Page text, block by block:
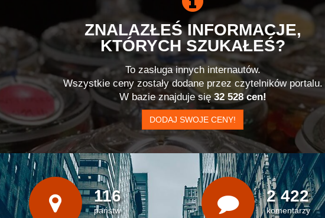
ZNALAZŁEŚ INFORMACJE,
KTÓRYCH SZUKAŁEŚ?
To zasługa innych internautów.
Wszystkie ceny zostały dodane przez czytelników portalu.
W bazie znajduje się32 528 cen!
DODAJ SWOJE CENY!
116
państw
2 422
komentarzy